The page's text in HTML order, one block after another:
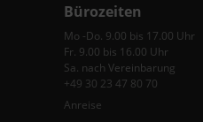
Bürozeiten
Mo -Do. 9.00 bis 17.00 Uhr
Fr. 9.00 bis 16.00 Uhr
Sa. nach Vereinbarung
+49 30 23 47 80 70
Anreise